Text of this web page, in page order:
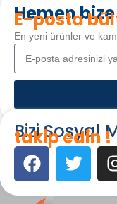
Hemen
E-posta
En yeni ürünler ve
Bizi Sosyal
takip edin !